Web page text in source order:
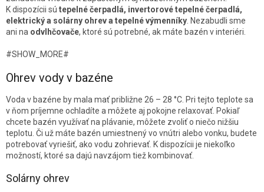
K dispozícii sú tepelné čerpadlá, invertorové tepelné čerpadlá,
elektrický a solárny ohrev a tepelné výmenníky . Nezabudli sme
ani na odvlhčovače, ktoré sú potrebné, ak máte bazén v interiéri.
#SHOW_MORE#
Ohrev vody v bazéne
Voda v bazéne by mala mať približne 26 – 28 °C. Pri tejto teplote sa
v ňom príjemne ochladíte a môžete aj pokojne relaxovať. Pokiaľ
chcete bazén využívať na plávanie, môžete zvoliť o niečo nižšiu
teplotu. Či už máte bazén umiestnený vo vnútri alebo vonku, budete
potrebovať vyriešiť, ako vodu zohrievať. K dispozícii je niekoľko
možností, ktoré sa dajú navzájom tiež kombinovať.
Solárny ohrev